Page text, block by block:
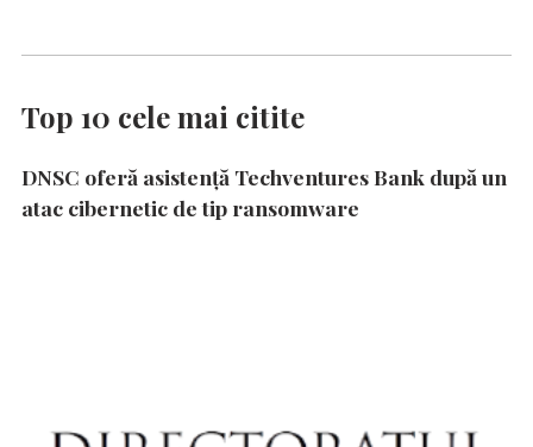
Top 10 cele mai citite
DNSC oferă asistență Techventures Bank după un
atac cibernetic de tip ransomware